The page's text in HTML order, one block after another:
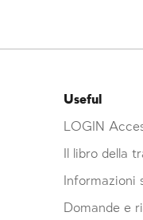
Useful
LOGIN
Il libro della
Informazioni
Domande e